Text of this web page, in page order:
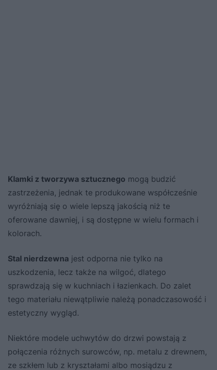
Klamki z tworzywa sztucznego mogą budzić
zastrzeżenia, jednak te produkowane współcześnie
wyróżniają się o wiele lepszą jakością niż te
oferowane dawniej, i są dostępne w wielu formach i
kolorach.
Stal nierdzewna jest odporna nie tylko na
uszkodzenia, lecz także na wilgoć, dlatego
sprawdzają się w kuchniach i łazienkach. Do zalet
tego materiału niewątpliwie należą ponadczasowość i
estetyczny wygląd.
Niektóre modele uchwytów do drzwi powstają z
połączenia różnych surowców, np. metalu z drewnem,
ze szkłem lub z kryształami albo mosiądzu z